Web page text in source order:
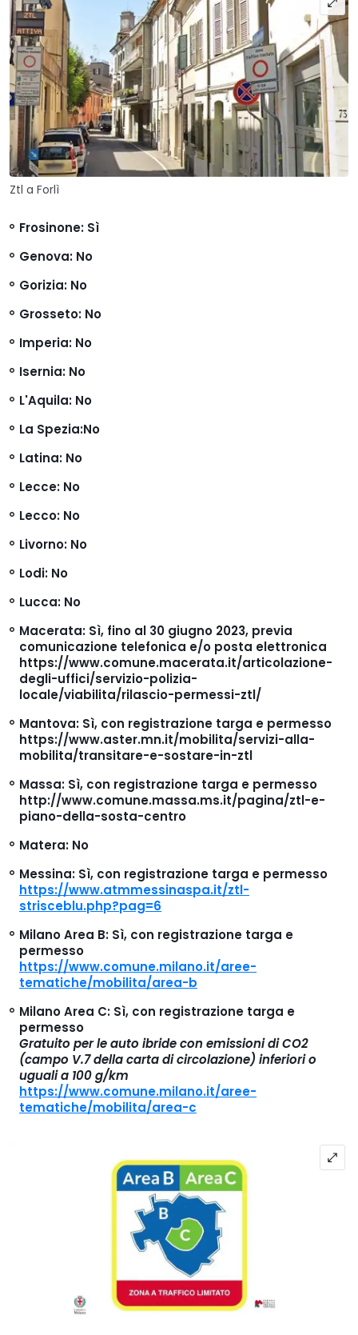
Ztl a Forlì
Frosinone: Sì
Genova: No
Gorizia: No
Grosseto: No
Imperia: No
Isernia: No
L'Aquila: No
La Spezia:No
Latina: No
Lecce: No
Lecco: No
Livorno: No
Lodi: No
Lucca: No
Macerata: Sì, fino al 30 giugno 2023, previa
comunicazione telefonica e/o posta elettronica
https://www.comune.macerata.it/articolazione-
degli-uffici/servizio-polizia-
locale/viabilita/rilascio-permessi-ztl/
Mantova: Sì, con registrazione targa e permesso
https://www.aster.mn.it/mobilita/servizi-alla-
mobilita/transitare-e-sostare-in-ztl
Massa: Sì, con registrazione targa e permesso
http://www.comune.massa.ms.it/pagina/ztl-e-
piano-della-sosta-centro
Matera: No
Messina: Sì, con registrazione targa e permesso
https://www.atmmessinaspa.it/ztl-
strisceblu.php?pag=6
MilanoArea B: Sì, con registrazione targa e
permesso
https://www.comune.milano.it/aree-
tematiche/mobilita/area-b
MilanoArea C: Sì, con registrazione targa e
permesso
Gratuito per le auto ibride con emissioni di CO2
(campo V.7 della carta di circolazione) inferiori o
uguali a 100 g/km
https://www.comune.milano.it/aree-
tematiche/mobilita/area-c